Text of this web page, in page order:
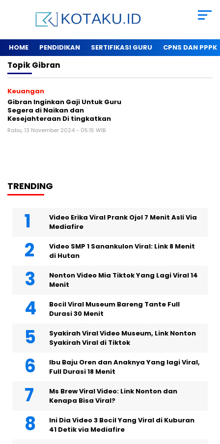
HOME PENDIDIKAN SERTIFIKASI GURU CPNS DAN PPPK
TopikGibran
Keuangan
Gibran Inginkan Gaji Untuk Guru
Segera di Naikan dan
Kesejahteraan Di tingkatkan
Rabu, 13 November 2024 - 05:15 WIB
TRENDING
Video Erika Viral Prank Ojol 7 Menit Asli Via
Mediafire
Video SMP 1 Sanankulon Viral: Link 8 Menit
di Hutan
Nonton Video Mia Tiktok Yang Lagi Viral 14
Menit
Bocil Viral Museum Bareng Tante Full
Durasi 30 Menit
Syakirah Viral Video Museum, Link Nonton
Syakirah Viral di Tiktok
Ibu Baju Oren dan Anaknya Yang lagi Viral,
Full Durasi 18 Menit
Ms Brew Viral Video: Link Nonton dan
Kenapa Bisa Viral?
Ini Dia Video 3 Bocil Yang Viral di Kuburan
41 Detik via Mediafire